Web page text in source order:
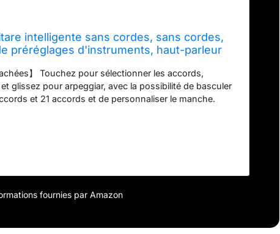
intelligente sans cordes, sans cordes,
préréglages d'instruments, haut-parleur
】 Touchez pour sélectionner les accords,
glissez pour arpeggiar, avec la possibilité de basculer
et 21 accords et de personnaliser le manche.
Lights et le tableau d'accords interactif, ou
musique avec lavaAI. 【Des centaines de
】Explorez des préréglages de très haute qualité
améliorés par lavaAI, et personnalisez 5 TapPads en
parleur intégré immersif inattendu】Le système audio
en charge la sortie audio pour les appareils
transport facile.
fournies par Amazon